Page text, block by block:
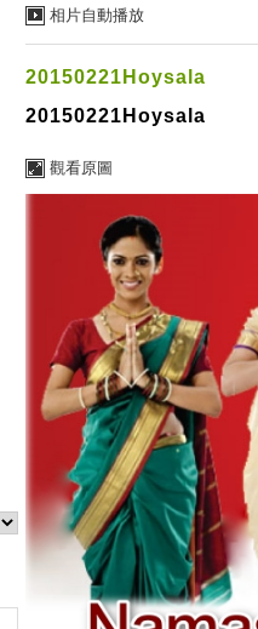
相片自動播放
20150221Hoysala
20150221Hoysala
觀看原圖